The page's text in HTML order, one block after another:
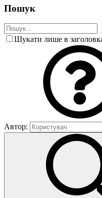
Пошук
Шукати лише в
Автор: